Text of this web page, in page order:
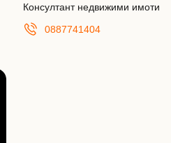
Консултант недвижими имоти
0887741404